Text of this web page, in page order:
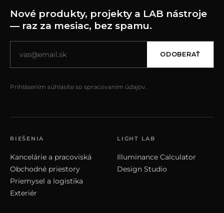
Nové produkty, projekty a LAB nástroje
— raz za mesiac, bez spamu.
ODOBERAŤ
Prihlásením súhlasíte so spracovaním údajov.
RIEŠENIA
Kancelárie a pracoviská
Obchodné priestory
Priemysel a logistika
Exteriér
LIGHT LAB
Illuminance Calculator
Design Studio